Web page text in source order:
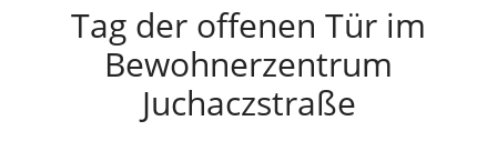
Tag der offenen Tür im
Bewohnerzentrum
Juchaczstraße